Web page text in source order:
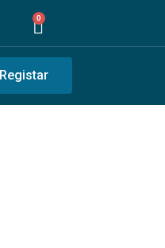
0
Registar